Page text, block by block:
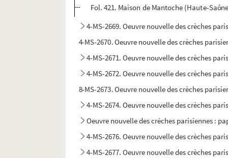
Fol. 421. Maison de Mantoche (Haute-
4-MS-2669. Oeuvre nouvelle des crèches
4-MS-2670. Oeuvre nouvelle des crèches
4-MS-2671. Oeuvre nouvelle des crèches
4-MS-2672. Oeuvre nouvelle des crèches
8-MS-2673. Oeuvre nouvelle des crèches
4-MS-2674. Oeuvre nouvelle des crèches
Oeuvre nouvelle des crèches parisiennes :
4-MS-2676. Oeuvre nouvelle des crèches
4-MS-2677. Oeuvre nouvelle des crèches